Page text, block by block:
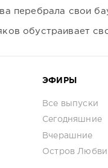
перебрала свои
обустраивает
ЭФИРЫ
Все выпуски
Сегодняшние
Вчерашние
Остров Любви